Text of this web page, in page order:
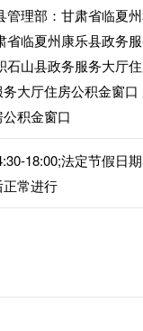
理部：甘肃省临夏
临夏州康乐县政务
山县政务服务大厅
大厅住房公积金窗口
积金窗口
18:00;法定节假日
常进行